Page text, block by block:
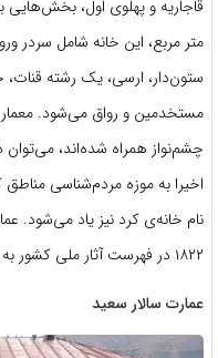
متر مربع، این خانه شامل سردر
ستون‌دار، ارسی، یک رشته
مستخدمین و رواق می‌شود. معماری
چشم‌نواز همراه شده‌اند،
اخیرا به موزه مردم‌شناسی مناطق
۱۸۲۲ در فهرست آثار ملی کشور به ثبت رسید.
عمارت سالار سعید